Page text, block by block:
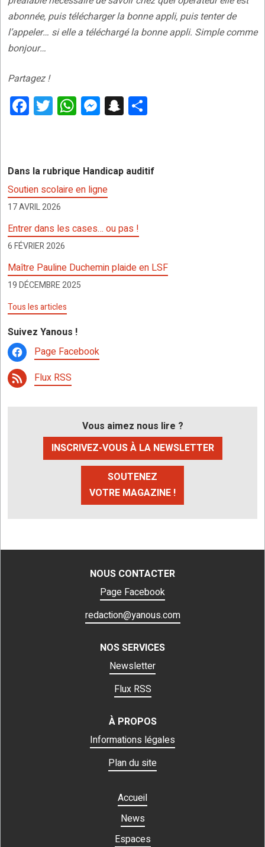
abonnée, puis télécharger la bonne appli, puis tenter de
l’appeler… si elle a téléchargé la bonne appli. Simple comme
bonjour…
Partagez !
F
a
b
o
o
k
T
wi
er
W
h
s
A
p
p
M
es
n
g
er
S
n
p
c
at
g
er
Dans la rubrique Handicap auditif
Soutien scolaire en ligne
17 AVRIL 2026
Entrer dans les cases… ou pas !
6 FÉVRIER 2026
Maître Pauline Duchemin plaide en LSF
19 DÉCEMBRE 2025
Tous les articles
Suivez Yanous !
Page Facebook
Flux RSS
Vous aimez nous lire ?
INSCRIVEZ-VOUS À LA NEWSLETTER
SOUTENEZ
VOTRE MAGAZINE !
NOUS CONTACTER
Page Facebook
redaction@yanous.com
NOS SERVICES
Newsletter
Flux RSS
À PROPOS
Informations légales
Plan du site
Accueil
News
Espaces